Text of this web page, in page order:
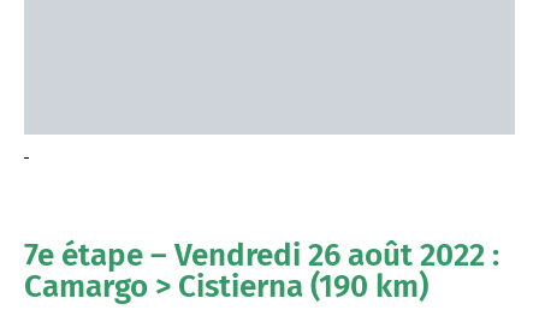
7e étape – Vendredi 26 août 2022 :
Camargo > Cistierna (190 km)